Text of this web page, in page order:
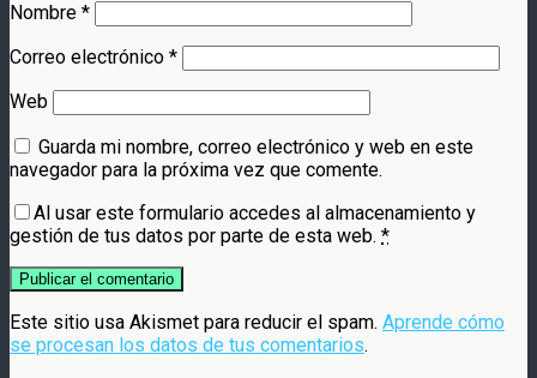
Nombre *
Correo electrónico *
Web
Guarda mi nombre, correo electrónico y web en este
navegador para la próxima vez que comente.
Al usar este formulario accedes al almacenamiento y
gestión de tus datos por parte de esta web. *
Este sitio usa Akismet para reducir el spam. Aprende cómo
se procesan los datos de tus comentarios.